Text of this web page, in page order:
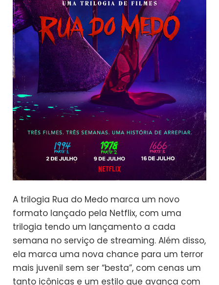
A trilogia Rua do Medo marca um novo
formato lançado pela Netflix, com uma
trilogia tendo um lançamento a cada
semana no serviço de streaming. Além disso,
ela marca uma nova chance para um terror
mais juvenil sem ser “besta”, com cenas um
tanto icônicas e um estilo que avança com